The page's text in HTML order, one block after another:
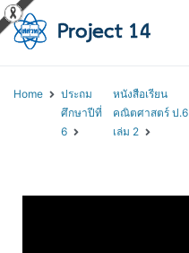
Home
ประถม
ศึกษาปีที่
6
หนังสือเรียน
คณิตศาสตร์ ป.6
เล่ม 2